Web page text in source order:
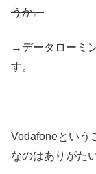
うか。
→データローミ
す。
Vodafoneという
なのはありがた